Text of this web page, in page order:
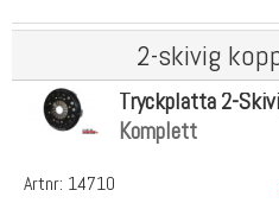
2-skivig
Artnr: 14710
Tryckplatta 2-
Komplett